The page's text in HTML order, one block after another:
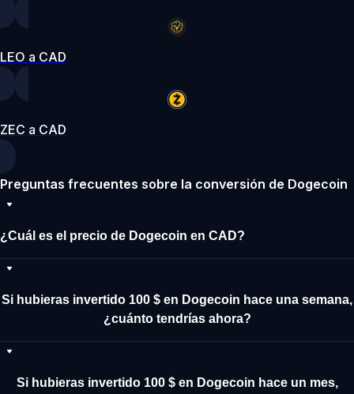
LEO a CAD
ZEC a CAD
Preguntas frecuentes sobre la conversión de Dogecoin
¿Cuál es el precio de Dogecoin en CAD?
Si hubieras invertido 100 $ en Dogecoin hace una semana,
¿cuánto tendrías ahora?
Si hubieras invertido 100 $ en Dogecoin hace un mes,